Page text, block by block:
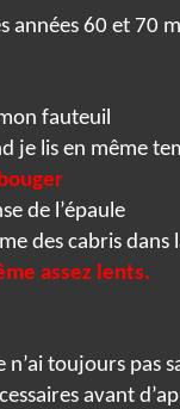
années 60 et 70
fauteuil
je lis en même
de l’épaule
des cabris dans
assez lents.
toujours pas
avant